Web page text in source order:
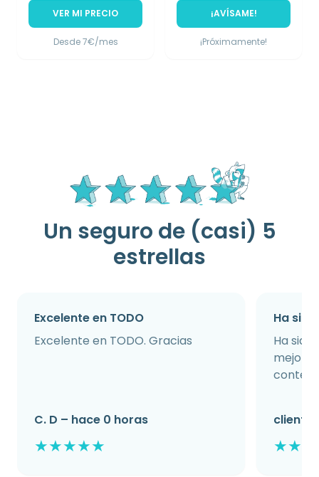
VER MI PRECIO
Desde 7€/mes
¡AVÍSAME!
¡Próximamente!
Un seguro de (casi) 5
estrellas
Excelente en TODO
Excelente en TODO. Gracias
C. D – hace 0 horas
★★★★★
Ha
Ha sido
cliente
★★